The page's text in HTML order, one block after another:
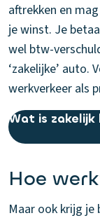
aftrekken en
je winst. Je
wel btw-
‘zakelijke’
werkverkeer als
Wat is zakelijk
Hoe
Maar ook krijg je